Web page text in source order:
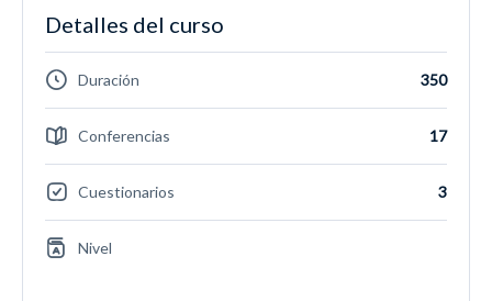
Detalles del curso
Duración 350
Conferencias 17
Cuestionarios 3
Nivel